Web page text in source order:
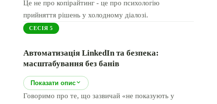
Це не про копірайтинг - це про психологію
прийняття рішень у холодному діалозі.
СЕСІЯ 5
Автоматизація LinkedIn та безпека:
масштабування без банів
Показати опис
Говоримо про те, що зазвичай «не показують у